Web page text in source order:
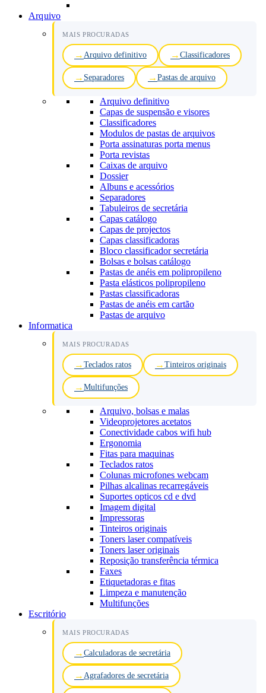
Arquivo
MAIS PROCURADAS
Arquivo definitivo Classificadores
Separadores Pastas de arquivo
Arquivo definitivo
Capas de suspensão e visores
Classificadores
Modulos de pastas de arquivos
Porta assinaturas porta menus
Porta revistas
Caixas de arquivo
Dossier
Albuns e acessórios
Separadores
Tabuleiros de secretária
Capas catálogo
Capas de projectos
Capas classificadoras
Bloco classificador secretária
Bolsas e bolsas catálogo
Pastas de anéis em polipropileno
Pasta elásticos polipropileno
Pastas classificadoras
Pastas de anéis em cartão
Pastas de arquivo
Informatica
MAIS PROCURADAS
Teclados ratos Tinteiros originais
Multifunções
Arquivo, bolsas e malas
Videoprojetores acetatos
Conectividade cabos wifi hub
Ergonomia
Fitas para maquinas
Teclados ratos
Colunas microfones webcam
Pilhas alcalinas recarregáveis
Suportes opticos cd e dvd
Imagem digital
Impressoras
Tinteiros originais
Toners laser compatíveis
Toners laser originais
Reposição transferência térmica
Faxes
Etiquetadoras e fitas
Limpeza e manutenção
Multifunções
Escritório
MAIS PROCURADAS
Calculadoras de secretária
Agrafadores de secretária